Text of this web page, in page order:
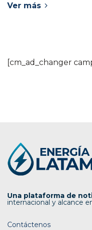
Ver más
[cm_ad_changer
Una plataforma de
internacional y alcance
Contáctenos